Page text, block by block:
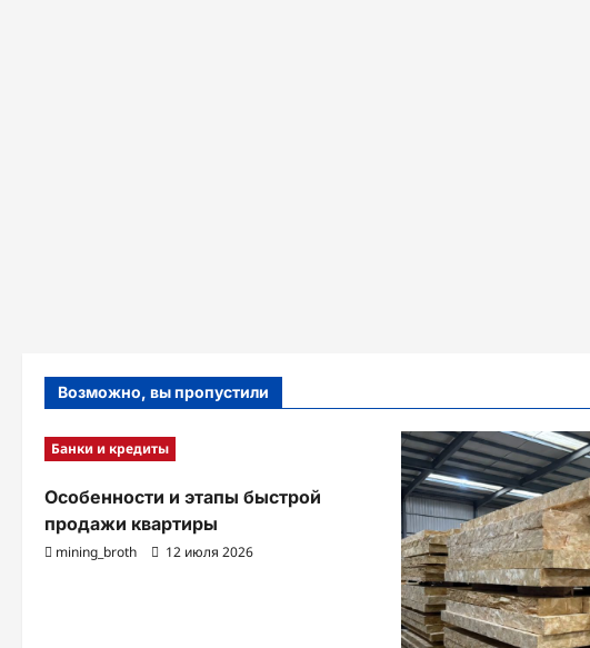
Возможно, вы пропустили
Банки и кредиты
Особенности и этапы быстрой
продажи квартиры
mining_broth 12 июля 2026